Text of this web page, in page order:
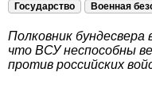
Государство Военная
Полковник
что ВСУ неспособны
против российских